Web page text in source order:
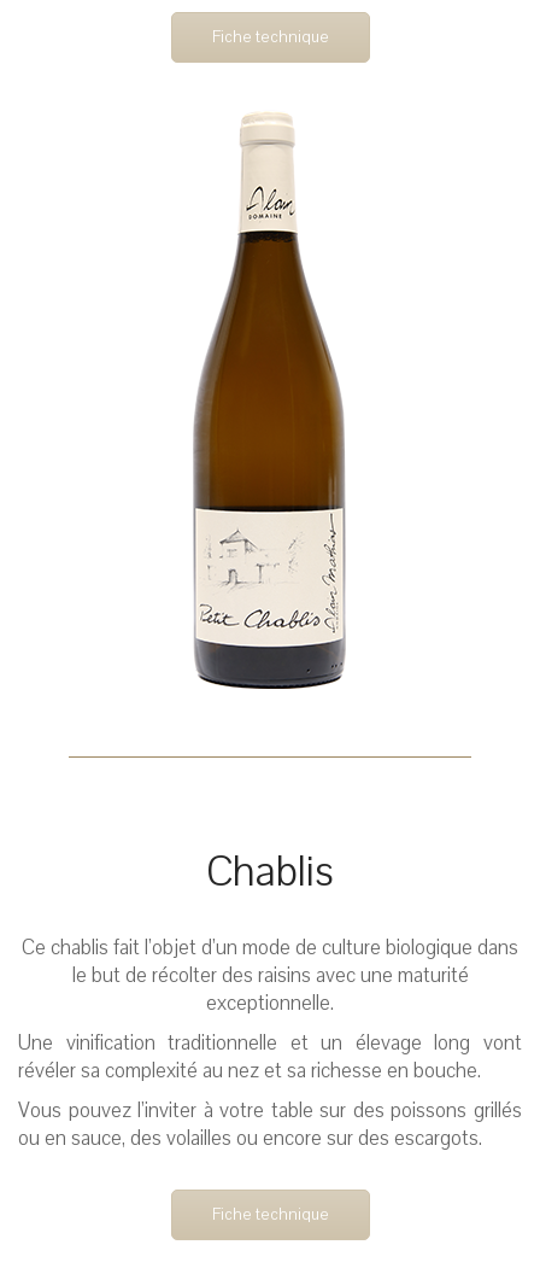
Fiche technique
Chablis
Ce chablis fait l’objet d’un mode de culture biologique dans
le but de récolter des raisins avec une maturité
exceptionnelle.
Une vinification traditionnelle et un élevage long vont
révéler sa complexité au nez et sa richesse en bouche.
Vous pouvez l’inviter à votre table sur des poissons grillés
ou en sauce, des volailles ou encore sur des escargots.
Fiche technique